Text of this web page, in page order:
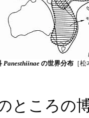
Panesthiinaeの世界分布［松
ところの